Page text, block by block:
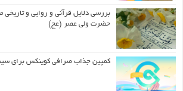
بررسی دلایل قرآنی و روایی و تاریخی
حضرت ولی عصر (عج)
کمپین جذاب صرافی کوینکس برای